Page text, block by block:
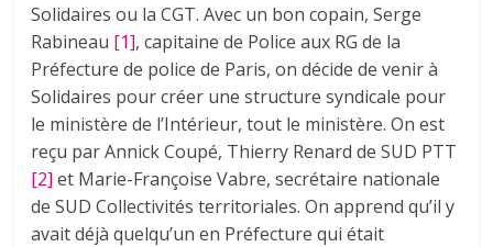
Solidaires ou la CGT. Avec un bon copain, Serge
Rabineau [1], capitaine de Police aux RG de la
Préfecture de police de Paris, on décide de venir à
Solidaires pour créer une structure syndicale pour
le ministère de l’Intérieur, tout le ministère. On est
reçu par Annick Coupé, Thierry Renard de SUD PTT
[2] et Marie-Françoise Vabre, secrétaire nationale
de SUD Collectivités territoriales. On apprend qu’il y
avait déjà quelqu’un en Préfecture qui était